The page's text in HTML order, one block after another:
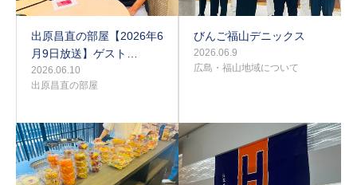
出原昌直の部屋【2026年6
月9日放送】ゲスト…
2026.06.10
出原昌直の部屋
びんご福山デニックス
2026.06.9
広島・福山地域について